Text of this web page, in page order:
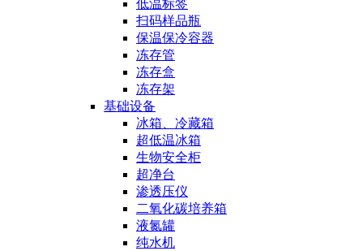
低温标签
扫码样品瓶
保温保冷容器
冻存管
冻存盒
冻存架
基础设备
冰箱、冷藏箱
超低温冰箱
生物安全柜
超净台
渗透压仪
二氧化碳培养箱
液氮罐
纯水机